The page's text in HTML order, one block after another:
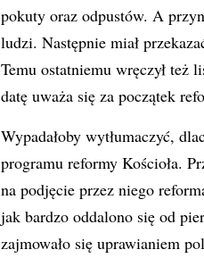
pokuty oraz odpustów. A
ludzi. Następnie miał
Temu ostatniemu wręczył też
datę uważa się za początek
Wypadałoby wytłumaczyć,
programu reformy Kościoła.
na podjęcie przez niego
jak bardzo oddalono się od
zajmowało się uprawianiem